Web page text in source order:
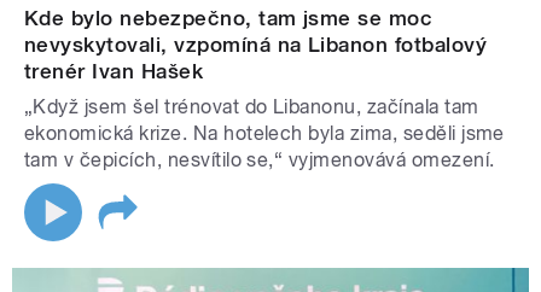
Kde bylo nebezpečno, tam jsme se moc
nevyskytovali, vzpomíná na Libanon fotbalový
trenér Ivan Hašek
„Když jsem šel trénovat do Libanonu, začínala tam
ekonomická krize. Na hotelech byla zima, seděli jsme
tam v čepicích, nesvítilo se,“ vyjmenovává omezení.